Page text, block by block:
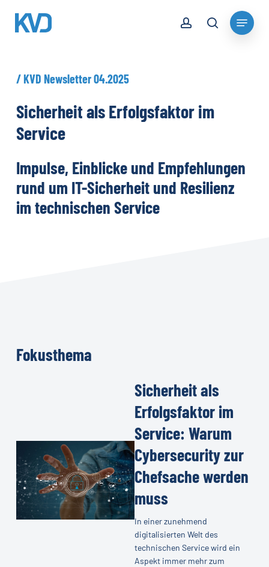
search
Menu
/KVD Newsletter04.2025
SicherheitalsErfolgsfaktorim
Service
Impulse, Einblicke und Empfehlungen
rund um IT-Sicherheit und Resilienz
im technischen Service
Fokusthema
Sicherheit
als
Erfolgsfaktor
im
Service:
Sicherheit
als
Erfolgsfaktor
im
Service:
Warum
Cybersecurity
zur
Chefsache
werden
muss
Sicherheit als
Erfolgsfaktor im
Service: Warum
Cybersecurity zur
Chefsache werden
muss
In einer zunehmend
digitalisierten Welt des
technischen Service wird ein
Aspekt immer mehr zum
Close